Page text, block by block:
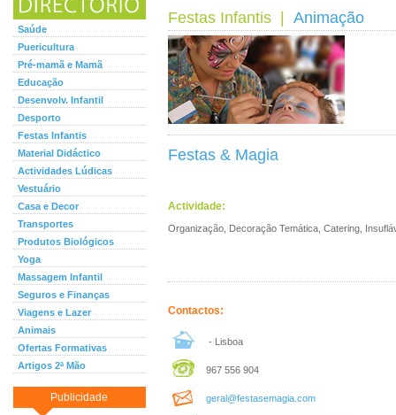
Saúde
Puericultura
Pré-mamã e Mamã
Educação
Desenvolv. Infantil
Desporto
Festas Infantis
Material Didáctico
Actividades Lúdicas
Vestuário
Casa e Decor
Transportes
Produtos Biológicos
Yoga
Massagem Infantil
Seguros e Finanças
Viagens e Lazer
Animais
Ofertas Formativas
Artigos 2ª Mão
Publicidade
Festas Infantis Animação
Festas & Magia
Actividade:
Organização, Decoração Temática, Catering,
Contactos:
- Lisboa
967 556 904
geral@festasemagia.com